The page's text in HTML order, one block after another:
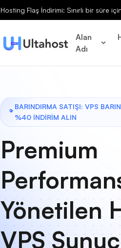
Hosting Flaş İndirimi: Sınırlı bir süre
Alan
Adı
BARINDIRMA SATIŞI: VPS
%40 İNDİRİM ALIN
Premium
Yönetilen
VPS